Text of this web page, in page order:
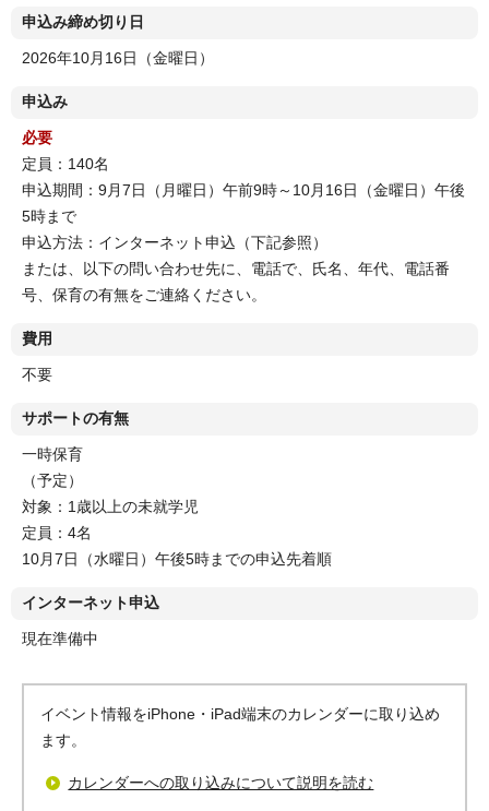
申込み締め切り日
2026年10月16日（金曜日）
申込み
必要
定員：140名
申込期間：9月7日（月曜日）午前9時～10月16日（金曜日）午後
5時まで
申込方法：インターネット申込（下記参照）
または、以下の問い合わせ先に、電話で、氏名、年代、電話番
号、保育の有無をご連絡ください。
費用
不要
サポートの有無
一時保育
（予定）
対象：1歳以上の未就学児
定員：4名
10月7日（水曜日）午後5時までの申込先着順
インターネット申込
現在準備中
イベント情報をiPhone・iPad端末のカレンダーに取り込め
ます。
カレンダーへの取り込みについて説明を読む